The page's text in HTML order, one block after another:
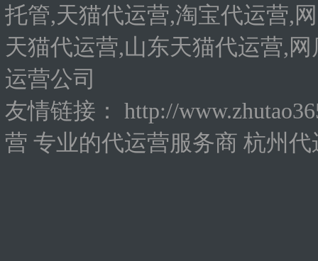
托管,天猫代运营,淘宝代运营,
天猫代运营,山东天猫代运营,
运营公司
友情链接：
http://
营 专业的代运营服务商 杭州代